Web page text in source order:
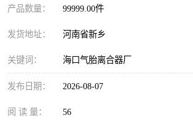
产品数量： 99999.00件
发货地址： 河南省新乡
关键词： 海口气胎离合器厂
发布日期： 2026-08-07
阅 读 量： 56